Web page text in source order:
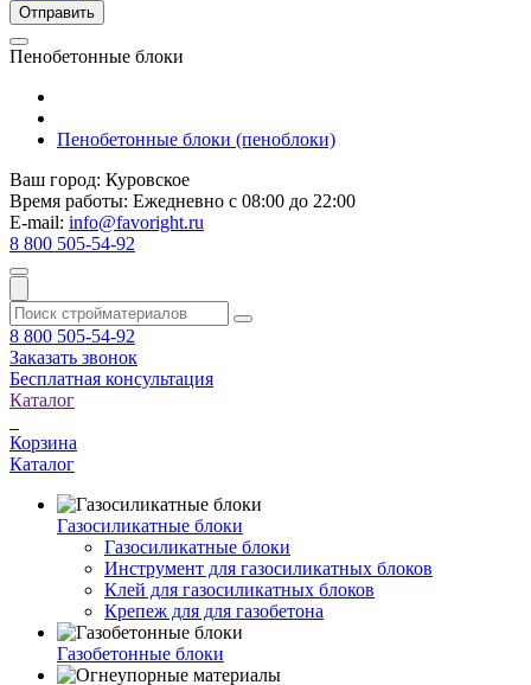
Пенобетонные блоки
Пенобетонные блоки (пеноблоки)
Ваш город: Куровское
Время работы: Ежедневно с 08:00 до 22:00
E-mail: info@favoright.ru
8 800 505-54-92
8 800 505-54-92
Заказать звонок
Бесплатная консультация
Каталог
Корзина
Каталог
Газосиликатные блоки
Газосиликатные блоки
Инструмент для газосиликатных блоков
Клей для газосиликатных блоков
Крепеж для для газобетона
Газобетонные блоки